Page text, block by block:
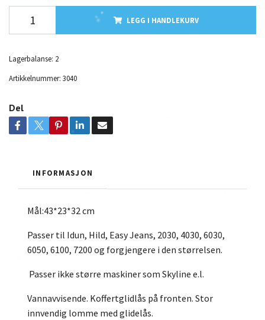
LEGG I HANDLEKURV
Lagerbalanse: 2
Artikkelnummer: 3040
Del
INFORMASJON
Mål:43*23*32 cm
Passer til Idun, Hild, Easy Jeans, 2030, 4030, 6030,
6050, 6100, 7200 og forgjengere i den størrelsen.
Passer ikke større maskiner som Skyline e.l.
Vannavvisende. Koffertglidlås på fronten. Stor
innvendig lomme med glidelås.